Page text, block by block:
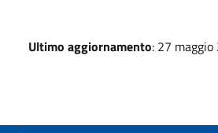
Ultimo aggiornamento: 27